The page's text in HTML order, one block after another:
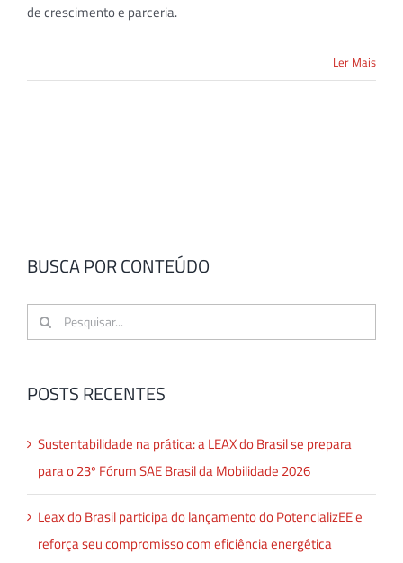
de crescimento e parceria.
Ler Mais
BUSCA POR CONTEÚDO
Buscar
resultados
POSTS RECENTES
Sustentabilidade na prática: a LEAX do Brasil se prepara
para o 23º Fórum SAE Brasil da Mobilidade 2026
Leax do Brasil participa do lançamento do PotencializEE e
reforça seu compromisso com eficiência energética